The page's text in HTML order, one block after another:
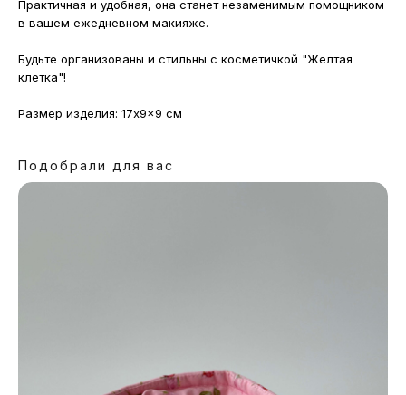
Практичная и удобная, она станет незаменимым помощником
в вашем ежедневном макияже.
Будьте организованы и стильны с косметичкой "Желтая
клетка"!
Размер изделия: 17x9x9 см
Подобрали для вас